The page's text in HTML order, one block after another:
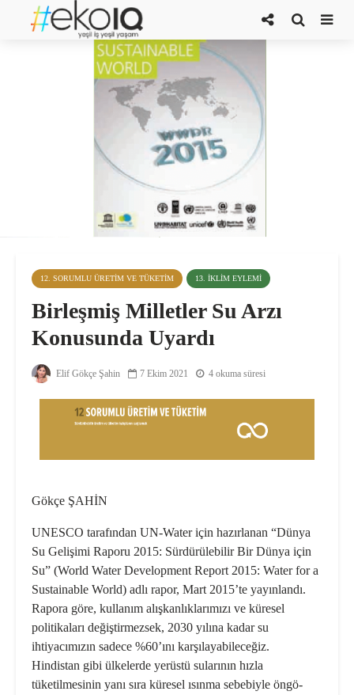
12. SORUMLU ÜRETIM VE TÜKETIM 13. İKLIM EYLEMI
Birleşmiş Milletler Su Arzı
Konusunda Uyardı
Elif Gökçe Şahin 7 Ekim 2021 4 okuma süresi
Gökçe ŞAHİN
UNESCO tarafından UN-Water için hazırlanan “Dünya
Su Gelişimi Raporu 2015: Sürdürülebilir Bir Dünya için
Su” (World Water De­velopment Report 2015: Water for a
Sustainable World) adlı rapor, Mart 2015’te yayınlandı.
Rapora göre, kullanım alışkanlıklarımızı ve küresel
politikaları değiştirmezsek, 2030 yılına kadar su
ihtiyacımızın sadece %60’ını karşılayabileceğiz.
Hindistan gibi ülkelerde yerüstü sularının hızla
tüketilmesinin yanı sıra küresel ısınma sebebiyle öngö­